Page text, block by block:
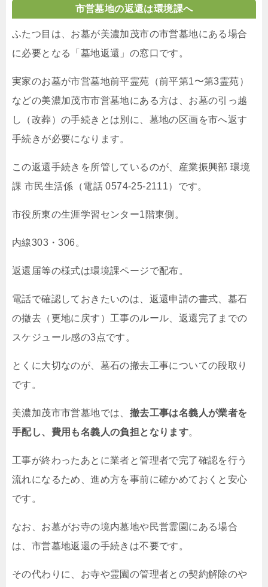
市営墓地の返還は環境課へ
ふたつ目は、お墓が美濃加茂市の市営墓地にある場合
に必要となる「墓地返還」の窓口です。
実家のお墓が市営墓地前平霊苑（前平第1〜第3霊苑）
などの美濃加茂市市営墓地にある方は、お墓の引っ越
し（改葬）の手続きとは別に、墓地の区画を市へ返す
手続きが必要になります。
この返還手続きを所管しているのが、産業振興部 環境
課 市民生活係（電話 0574-25-2111）です。
市役所東の生涯学習センター1階東側。
内線303・306。
返還届等の様式は環境課ページで配布。
電話で確認しておきたいのは、返還申請の書式、墓石
の撤去（更地に戻す）工事のルール、返還完了までの
スケジュール感の3点です。
とくに大切なのが、墓石の撤去工事についての段取り
です。
美濃加茂市市営墓地では、 撤去工事は名義人が業者を
手配し、費用も名義人の負担となります。
工事が終わったあとに業者と管理者で完了確認を行う
流れになるため、進め方を事前に確かめておくと安心
です。
なお、お墓がお寺の境内墓地や民営霊園にある場合
は、市営墓地返還の手続きは不要です。
その代わりに、お寺や霊園の管理者との契約解除のや